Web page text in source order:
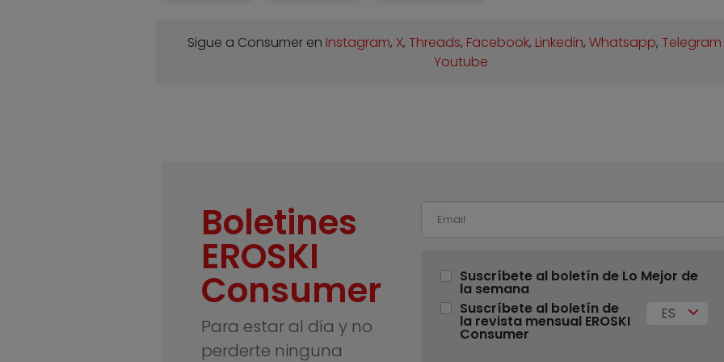
Sigue a Consumer en Instagram, X,Threads, Facebook, Linkedin,Whatsapp,Telegram
Youtube
Boletines
EROSKI
Consumer
Para estar al día y no
perderte ninguna
Suscríbete al boletín de Lo Mejor de
la semana
Suscríbete al boletín de
la revista mensual EROSKI
Consumer
ES